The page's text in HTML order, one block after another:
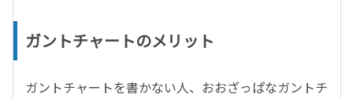
ガントチャートのメリット
ガントチャートを書かない人、おおざっぱなガントチ